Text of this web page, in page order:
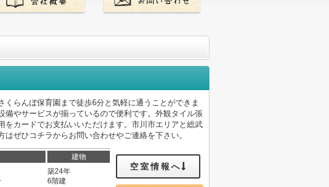
らんぼ保育園まで徒歩6分と気軽に通うことができま
やサービスが揃っているので便利です。外観タイル張
カードでお支払いいただけます。市川市エリアと総武
ぜひコチラからお問い合わせやご連絡を下さい。
建物
築24年
6階建
空室情報へ